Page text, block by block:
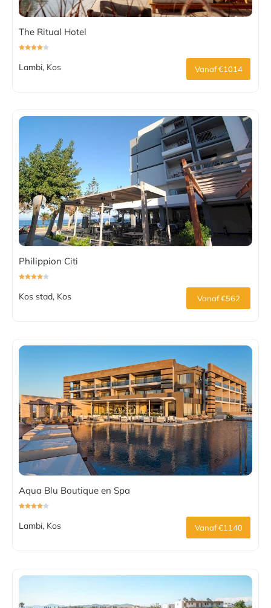
The Ritual Hotel
Lambi, Kos Vanaf €1014
Philippion Citi
Kos stad, Kos Vanaf €562
Aqua Blu Boutique en Spa
Lambi, Kos Vanaf €1140